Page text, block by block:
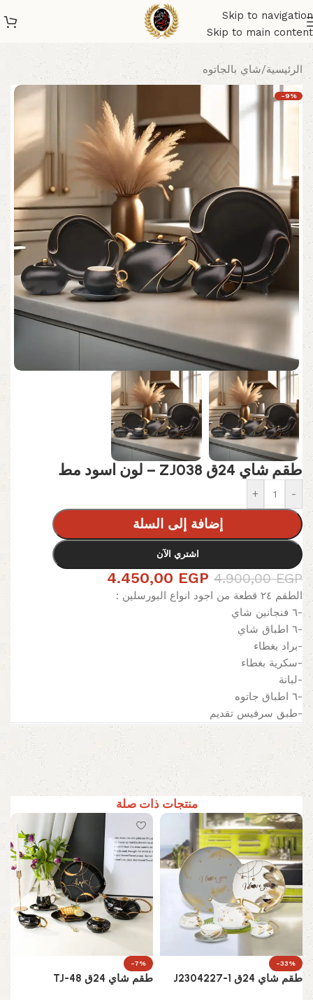
Skip to navigation
Skip to main content
الرئيسية/شاي بالجاتوه
-9%
طقم شاي 24ق ZJ038 – لون اسود مط
-
+
إضافة إلى السلة
اشتري الآن
4.900,00EGP
4.450,00 EGP
الطقم ٢٤ قطعة من اجود انواع البورسلين :
-٦ فنجانين شاي
-٦ اطباق شاي
-براد بغطاء
-سكرية بغطاء
-لبانة
-٦ اطباق جاتوه
-طبق سرفيس تقديم
منتجات ذات صلة
-33%
طقم شاي 24ق J2304227-1
-7%
طقم شاي 24ق TJ-48